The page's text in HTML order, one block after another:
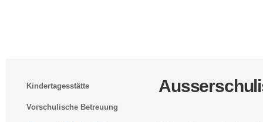
Kindertagesstätte
Vorschulische Betreuung